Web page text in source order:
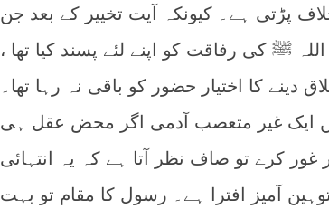
پڑتی ہے۔ کیونکہ آیت تخییر کے بعد جن
ﷺ کی رفاقت کو اپنے لئے پسند کیا تھا ،
دینے کا اختیار حضور کو باقی نہ رہا تھا۔
ایک غیر متعصب آدمی اگر محض عقل ہی
کرے تو صاف نظر آتا ہے کہ یہ انتہائی
آمیز افترا ہے۔ رسول کا مقام تو بہت